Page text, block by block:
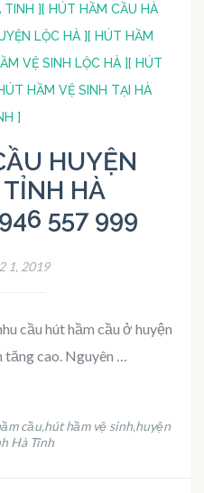
TINH ] [ HÚT HẦM CẦU HÀ
LỘC HÀ ] [ HÚT HẦM
VỆ SINH LỘC HÀ ] [ HÚT
HẦM VỆ SINH TẠI HÀ
]
HUYỆN
HÀ
557 999
1, 2019
cầu hút hầm cầu ở huyện
cao. Nguyên …
cầu,hút hầm vệ sinh,huyện
Hà Tĩnh